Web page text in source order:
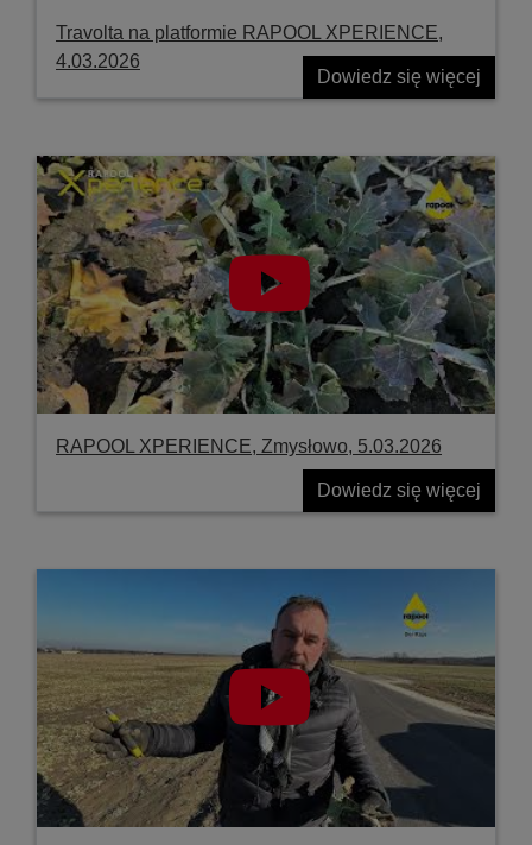
Travolta na platformie RAPOOL XPERIENCE,
4.03.2026
Dowiedz się więcej
RAPOOL XPERIENCE, Zmysłowo, 5.03.2026
Dowiedz się więcej